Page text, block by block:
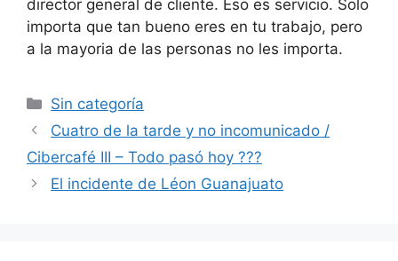
director general de cliente. Eso es servicio. Solo
importa que tan bueno eres en tu trabajo, pero
a la mayoria de las personas no les importa.
Categorías
Sin categoría
Cuatro de la tarde y no incomunicado /
Cibercafé III – Todo pasó hoy ???
El incidente de Léon Guanajuato